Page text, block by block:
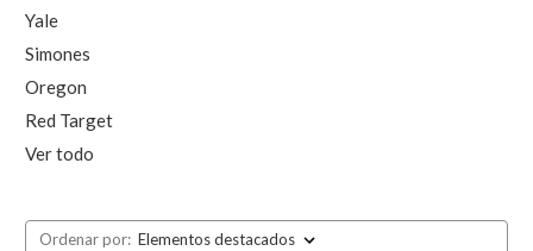
Yale
Simones
Oregon
Red Target
Ver todo
Ordenar por: